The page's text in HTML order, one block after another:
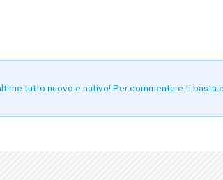
tutto nuovo e nativo! Per commentare ti basta